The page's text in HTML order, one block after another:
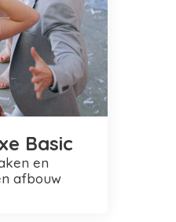
Basic
afbouw